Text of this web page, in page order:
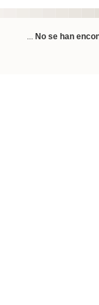
... No se han